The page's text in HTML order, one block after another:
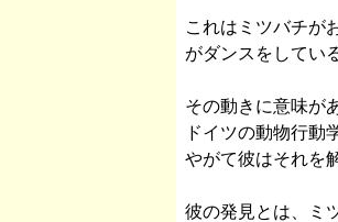
これはミツバチが
がダンスをしてい
その動きに意味が
ドイツの動物行動
やがて彼はそれを
彼の発見とは、ミ